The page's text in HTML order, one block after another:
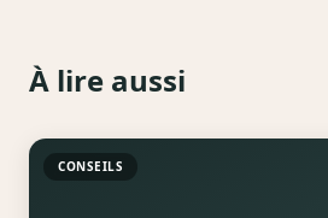
À lire aussi
CONSEILS